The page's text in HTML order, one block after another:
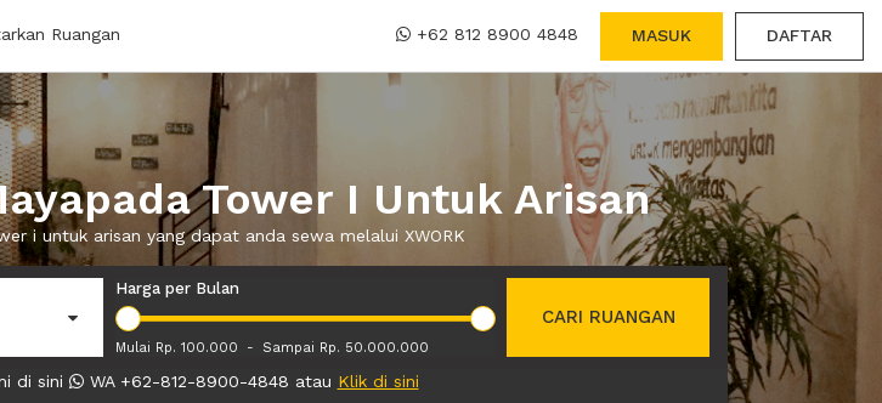
Ruangan +62 812 8900 4848 MASUK DAFTAR
Tower I Untuk Arisan
i untuk arisan yang dapat anda sewa melalui XWORK
Harga per Bulan
Mulai Rp. 100.000 - Sampai Rp. 50.000.000
CARI RUANGAN
di sini WA +62-812-8900-4848 atau Klik di sini